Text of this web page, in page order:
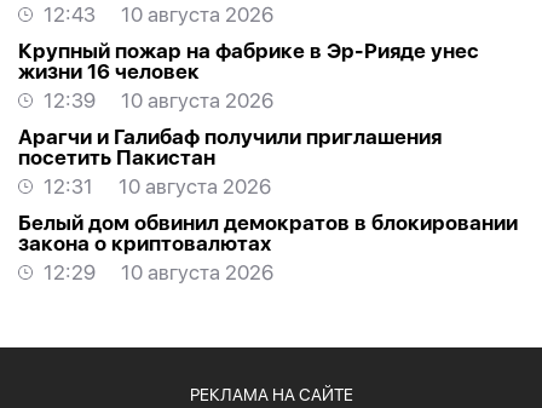
12:43
10 августа 2026
Крупный пожар на фабрике в Эр-Рияде унес
жизни 16 человек
12:39
10 августа 2026
Арагчи и Галибаф получили приглашения
посетить Пакистан
12:31
10 августа 2026
Белый дом обвинил демократов в блокировании
закона о криптовалютах
12:29
10 августа 2026
РЕКЛАМА НА САЙТЕ